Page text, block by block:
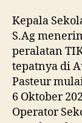
Kepala
S.Ag
peralatan
tepatnya di
Pasteur
6 Oktober
Operator